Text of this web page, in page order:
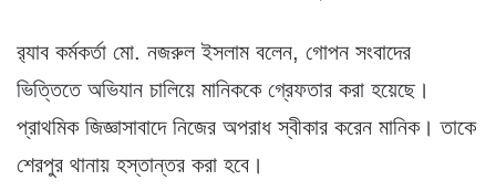
র‌্যাব কর্মকর্তা মো. নজরুল ইসলাম বলেন, গোপন সংবাদের
ভিত্তিতে অভিযান চালিয়ে মানিককে গ্রেফতার করা হয়েছে।
প্রাথমিক জিজ্ঞাসাবাদে নিজের অপরাধ স্বীকার করেন মানিক। তাকে
শেরপুর থানায় হস্তান্তর করা হবে।